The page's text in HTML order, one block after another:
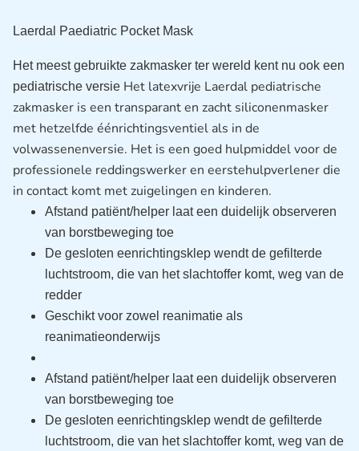
Laerdal Paediatric Pocket Mask
Het meest gebruikte zakmasker ter wereld kent nu ook een
pediatrische versie Het latexvrije Laerdal pediatrische
zakmasker is een transparant en zacht siliconenmasker
met hetzelfde éénrichtingsventiel als in de
volwassenenversie. Het is een goed hulpmiddel voor de
professionele reddingswerker en eerstehulpverlener die
in contact komt met zuigelingen en kinderen.
Afstand patiënt/helper laat een duidelijk observeren
van borstbeweging toe
De gesloten eenrichtingsklep wendt de gefilterde
luchtstroom, die van het slachtoffer komt, weg van de
redder
Geschikt voor zowel reanimatie als
reanimatieonderwijs
Afstand patiënt/helper laat een duidelijk observeren
van borstbeweging toe
De gesloten eenrichtingsklep wendt de gefilterde
luchtstroom, die van het slachtoffer komt, weg van de